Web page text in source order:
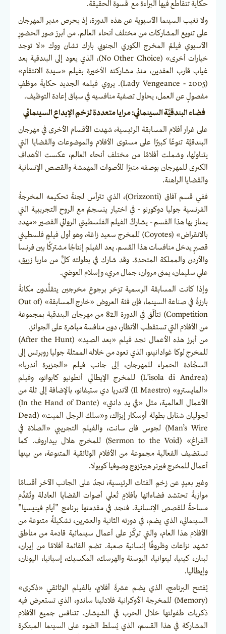
حكاية تتقاطع فيها البراءة مع قسوة الحقيقة.
ولا تغيب السينما الآسيوية عن هذه الدورة، إذ يحرص مدير المهرجان
على تنويع المشاركات من مختلف أنحاء العالم. من أبرز صور الحضورِ
الآسيوي فيلمُ المخرج الكوري الجنوبي بارك تشان ووك «لا توجد
خيارات أخرى» (No Other Choice)، الذي يعود إلى البندقية بعد
غياب قارب العقدين، منذ مشاركته الأخيرة بفيلم «سيدة الانتقام»
(2005 - Lady Vengeance). يروي فيلمه الجديد حكايةَ موظفٍ
مفصولٍ عن العمل، يحاول تصفية منافسيه في سباق إعادة التوظيف.
فضاء البندقيَّة السينمائي: مرايا متعددة لزخمِ الإبداع السينمائي
على غرار أفلام المسابقة الرئيسية، شهدت الأقسام الأخرى في مهرجان
البندقيَّة تنوعًا كبيرًا على مستوى الأفلام والموضوعات والقضايا التي
يتناولها، وشملت أفلامًا من مختلف أنحاء العالم، عكست الأهداف
الكبرى للمهرجان بوصفه منبرًا للأصوات المهمشة والقصص الإنسانية
والقضايا الراهنة.
ففي قسم آفاق (Orizzonti)، الذي تترأس لجنةَ تحكيمه المخرجةُ
الفرنسية جوليا دوكورنو - في اختيار ينسجمُ مع الروح التجريبية التي
يمتاز بها هذا القسم - يشاركُ الفيلم الفلسطيني الروائي القصير «مهدد
بالانقراض» (Coyotes) للمخرج سعيد زاغة، وهو أول فيلمٍ فلسطيني
قصيرٍ يدخل منافسات هذا القسم. يعد الفيلم إنتاجًا مشتركًا بين فرنسا
والأردن والمملكة المتحدة. وقد شارك في بطولته كلٌّ من ماريا زريق،
علي سليمان، يمنى مروان، جمال مري، وإسلام العوضي.
وإذا كانت المسابقة الرسمية تزخر برجوع مخرجين يتقلَّدون مكانةً
بارزةً في صناعة السينما، فإن فئة العروض «خارج المسابقة» (Out of
Competition) تتألّق في الدورة الـ82 من مهرجان البندقية بمجموعة
من الأفلام التي تستقطب الأنظار، دون منافسة مباشرة على الجوائز.
من أبرز هذه الأعمال نجد فيلم «بعد الصيد» (After the Hunt)
للمخرج لوكا غوادانينو، الذي تعود من خلاله الممثلة جوليا روبرتس إلى
السجَّادة الحمراء للمهرجان، إلى جانب فيلم «الجزيرة أندريا»
(L’isola di Andrea) للمخرج الإيطالي أنطونيو كابوانو، وفيلم
«المايسترو» (Il Maestro) لآندريا دي ستيفانو، بالإضافة إلى ثلة من
الأعمال العالمية، مثل «في يد دانتي» (In the Hand of Dante)
لجوليان شنابل بطولة أوسكار إيزاك، و«سلك الرجل الميت» (Dead
Man’s Wire) لجوس فان سانت، والفيلم التجريبي «الصلاة في
الفراغ» (Sermon to the Void) للمخرج هلال بيداروف. كما
تستضيف الفعالية مجموعة من الأفلام الوثائقية المتنوعة، من بينها
أعمال للمخرج فيرنر هيرتزوج وصوفيا كوبولا.
وغير بعيدٍ عن زخمِ الفئات الرئيسية، نجدُ على الجانب الآخر أقسامًا
موازيةً تحتشد فضاءاتها بأفلامٍ تُعلي أصوات القضايا العادلة وتُقدِّم
مساحةً للقصص الإنسانية. فنجد في مقدمتها برنامج "أيام فينيسيا"
السينمائي، الذي يضم، في دورته الثانية والعشرين، تشكيلةً متنوعة من
الأفلام هذا العام، والتي تركّز على أعمال سينمائية قادمة من مناطق
تشهد نزاعات وظروفًا إنسانية صعبة. تضم القائمة أفلامًا من إيران،
لبنان، كينيا، ليتوانيا، البوسنة والهرسك، المكسيك، إسبانيا، اليونان،
وإيطاليا.
يُفتتح البرنامج، الذي يضم عشرةَ أفلامٍ، بالفيلم الوثائقي «ذكرى»
(Memory) للمخرجة الأوكرانية فلادلينا ساندو، الذي تستعرض فيه
ذكريات طفولتها خلال الحرب في الشيشان. تتنافس جميع الأفلام
المشاركة في هذا القسم، الذي يُسلط الضوء على السينما المبتكرة